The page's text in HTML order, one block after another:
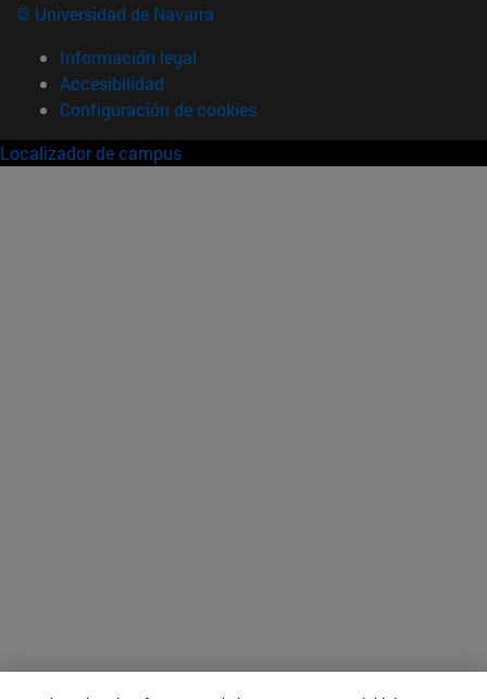
© Universidad de Navarra
Información legal
Accesibilidad
Configuración de cookies
Localizador de campus